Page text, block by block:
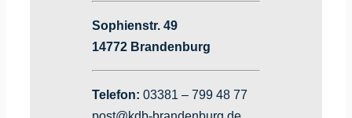
Sophienstr. 49
14772 Brandenburg
Telefon: 03381 – 799 48 77